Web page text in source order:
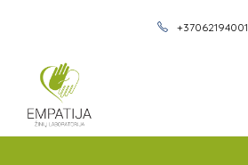
+37062194001